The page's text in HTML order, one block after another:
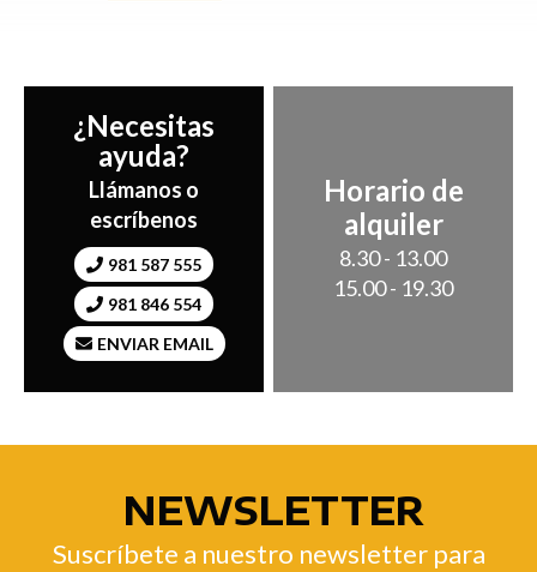
¿Necesitas
ayuda?
Llámanos o
escríbenos
981 587 555
981 846 554
ENVIAR EMAIL
Horario de
alquiler
8.30 - 13.00
15.00 - 19.30
NEWSLETTER
Suscríbete a nuestro newsletter para